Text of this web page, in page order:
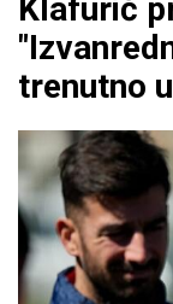
Klafurić
trenutno